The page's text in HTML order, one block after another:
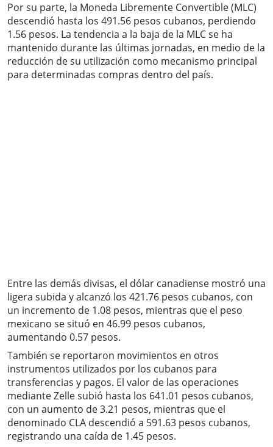
Por su parte, la Moneda Libremente Convertible (MLC)
descendió hasta los 491.56 pesos cubanos, perdiendo
1.56 pesos. La tendencia a la baja de la MLC se ha
mantenido durante las últimas jornadas, en medio de la
reducción de su utilización como mecanismo principal
para determinadas compras dentro del país.
Entre las demás divisas, el dólar canadiense mostró una
ligera subida y alcanzó los 421.76 pesos cubanos, con
un incremento de 1.08 pesos, mientras que el peso
mexicano se situó en 46.99 pesos cubanos,
aumentando 0.57 pesos.
También se reportaron movimientos en otros
instrumentos utilizados por los cubanos para
transferencias y pagos. El valor de las operaciones
mediante Zelle subió hasta los 641.01 pesos cubanos,
con un aumento de 3.21 pesos, mientras que el
denominado CLA descendió a 591.63 pesos cubanos,
registrando una caída de 1.45 pesos.